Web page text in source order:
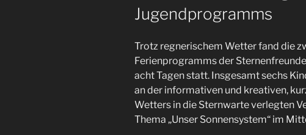
Jugendprogramms
Trotz regnerischem Wetter fand die
Ferienprogramms der
acht Tagen statt. Insgesamt sechs
an der informativen und kreativen,
Wetters in die Sternwarte verlegten
Thema „Unser Sonnensystem“ im